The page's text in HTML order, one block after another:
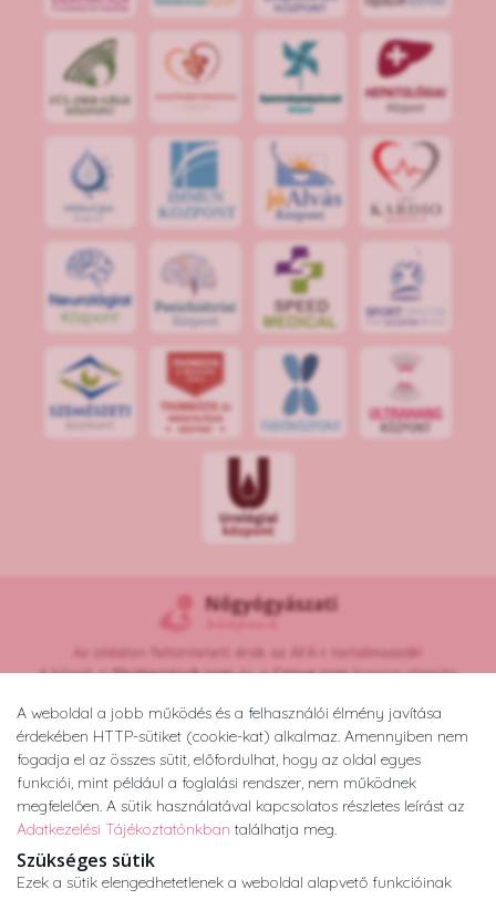
A weboldal a jobb működés és a felhasználói élmény javítása
érdekében HTTP-sütiket (cookie-kat) alkalmaz. Amennyiben nem
fogadja el az összes sütit, előfordulhat, hogy az oldal egyes
funkciói, mint például a foglalási rendszer, nem működnek
megfelelően. A sütik használatával kapcsolatos részletes leírást az
Adatkezelési Tájékoztatónkban találhatja meg.
Szükséges sütik
Ezek a sütik elengedhetetlenek a weboldal alapvető funkcióinak
IMMUN
KÖZPONT
jóAlvás
Központ
SPOR
Az oldalon feltüntetett árak az ÁFÁ-t tartalmazzák!
A képek aShutterstock.comés aCanva.comlicence alapján
Copyright © 2026 •nogyogyaszatikozpont.hu
Minden jog fenntartva.
Developed byAppon&György Nándor
Adatkezelési tájékoztató